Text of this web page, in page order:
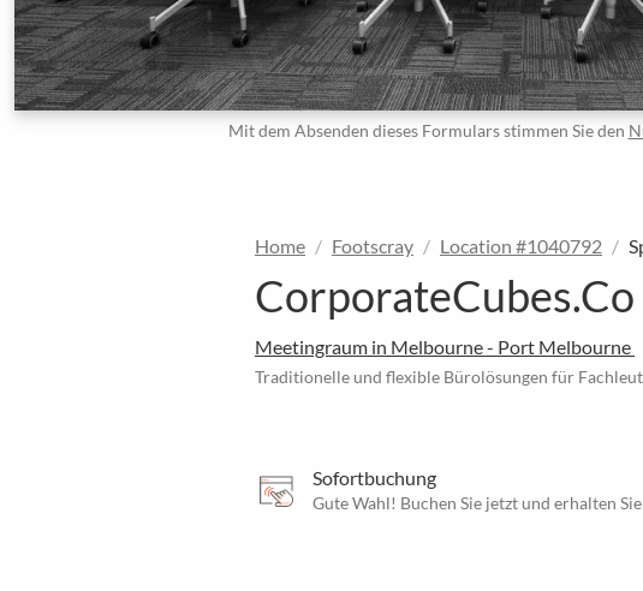
Mit dem Absenden dieses Formulars stimmen Sie den
Home Footscray Location #1040792
Meetingraum in Melbourne - Port Melbourne
Traditionelle und flexible Bürolösungen für
Sofortbuchung
Gute Wahl! Buchen Sie jetzt und erhalten